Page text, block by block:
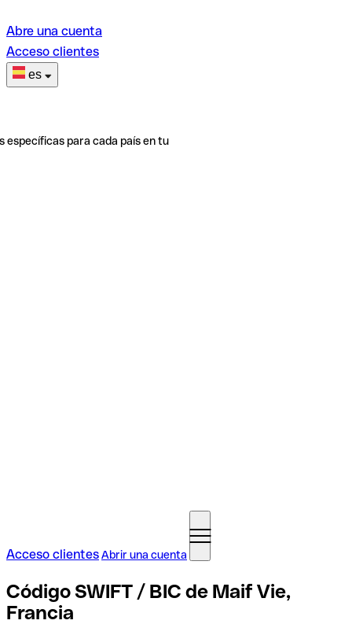
Abre una cuenta
Acceso clientes
es
específicas para cada país en tu
Acceso clientesAbrir una cuenta
Código SWIFT / BIC de Maif Vie,
Francia